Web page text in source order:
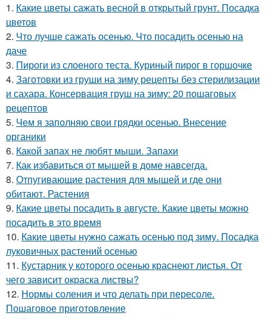
1. Какие цветы сажать весной в открытый грунт. Посадка
цветов
2. Что лучше сажать осенью. Что посадить осенью на
даче
3. Пироги из слоеного теста. Куриный пирог в горшочке
4. Заготовки из груши на зиму рецепты без стерилизации
и сахара. Консервация груш на зиму: 20 пошаговых
рецептов
5. Чем я заполняю свои грядки осенью. Внесение
органики
6. Какой запах не любят мыши. Запахи
7. Как избавиться от мышей в доме навсегда.
8. Отпугивающие растения для мышей и где они
обитают. Растения
9. Какие цветы посадить в августе. Какие цветы можно
посадить в это время
10. Какие цветы нужно сажать осенью под зиму. Посадка
луковичных растений осенью
11. Кустарник у которого осенью краснеют листья. От
чего зависит окраска листвы?
12. Нормы соления и что делать при пересоле.
Пошаговое приготовление